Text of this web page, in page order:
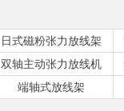
日式磁粉张力放线架
双轴主动张力放线机
端轴式放线架